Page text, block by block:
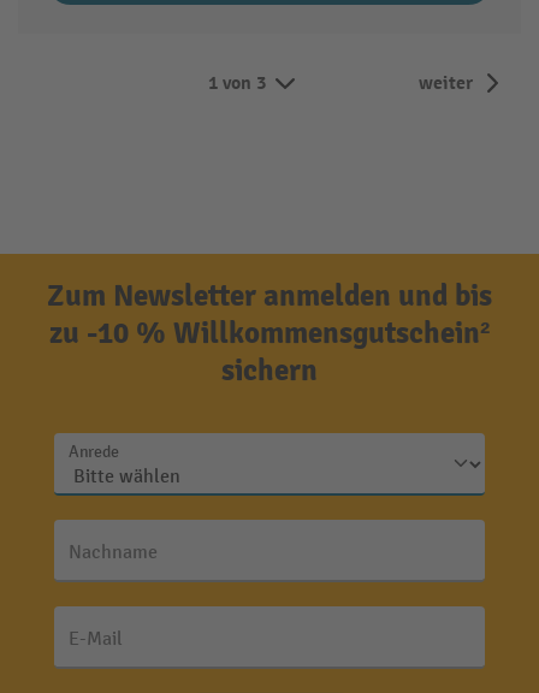
1 von 3 weiter
Zum Newsletter anmelden und bis
zu -10 % Willkommensgutschein²
sichern
Anrede
Nachname
E-Mail